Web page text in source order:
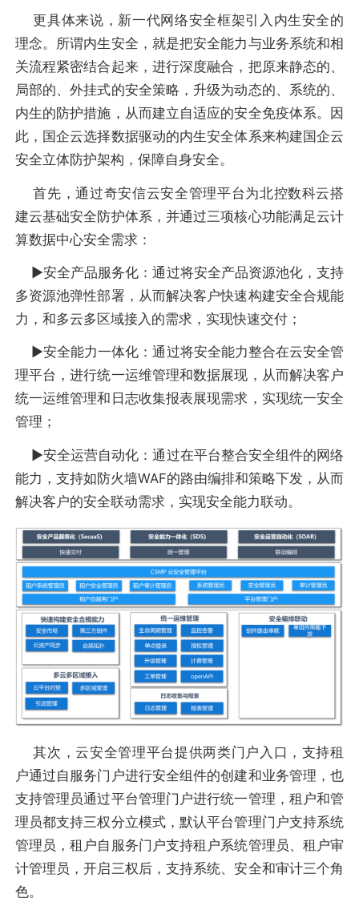
更具体来说，新一代网络安全框架引入内生安全的
理念。所谓内生安全，就是把安全能力与业务系统和相
关流程紧密结合起来，进行深度融合，把原来静态的、
局部的、外挂式的安全策略，升级为动态的、系统的、
内生的防护措施，从而建立自适应的安全免疫体系。因
此，国企云选择数据驱动的内生安全体系来构建国企云
安全立体防护架构，保障自身安全。
首先，通过奇安信云安全管理平台为北控数科云搭
建云基础安全防护体系，并通过三项核心功能满足云计
算数据中心安全需求：
▶︎安全产品服务化：通过将安全产品资源池化，支持
多资源池弹性部署，从而解决客户快速构建安全合规能
力，和多云多区域接入的需求，实现快速交付；
▶︎安全能力一体化：通过将安全能力整合在云安全管
理平台，进行统一运维管理和数据展现，从而解决客户
统一运维管理和日志收集报表展现需求，实现统一安全
管理；
▶︎安全运营自动化：通过在平台整合安全组件的网络
能力，支持如防火墙WAF的路由编排和策略下发，从而
解决客户的安全联动需求，实现安全能力联动。
其次，云安全管理平台提供两类门户入口，支持租
户通过自服务门户进行安全组件的创建和业务管理，也
支持管理员通过平台管理门户进行统一管理，租户和管
理员都支持三权分立模式，默认平台管理门户支持系统
管理员，租户自服务门户支持租户系统管理员、租户审
计管理员，开启三权后，支持系统、安全和审计三个角
色。